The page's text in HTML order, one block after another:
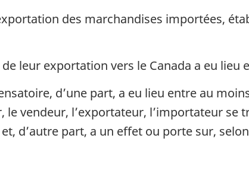
des marchandises importées,
leur exportation vers le Canada a eu lieu
d’une part, a eu lieu entre au
vendeur, l’exportateur, l’importateur se
d’autre part, a un effet ou porte sur,